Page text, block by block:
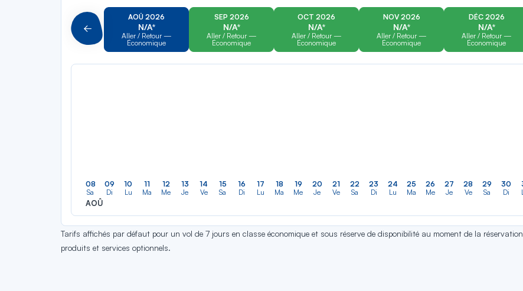
liste
liste
Précédent
AOÛ 2026
N/A*
Aller / Retour —
Économique
SEP 2026
N/A*
Aller / Retour —
Économique
OCT 2026
N/A*
Aller / Retour —
Économique
NOV 2026
N/A*
Aller / Retour —
Économique
DÉC 2026
N/A*
Aller / Retour —
Économique
08
Sa
AOÛ
09
Di
10
Lu
11
Ma
12
Me
13
Je
14
Ve
15
Sa
16
Di
17
Lu
18
Ma
19
Me
20
Je
21
Ve
22
Sa
23
Di
24
Lu
25
Ma
26
Me
27
Je
28
Ve
29
Sa
30
Di
Tarifs affichés par défaut pour un vol de 7 jours en classe économique et sous réserve de disponibilité au moment de la
produits et services optionnels.